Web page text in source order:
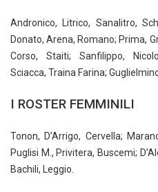
Andronico, Litrico, Sanalitro,
Donato, Arena, Romano; Prima,
Corso, Staiti; Sanfilippo,
Sciacca, Traina Farina;
I ROSTER FEMMINILI
Tonon, D’Arrigo, Cervella;
Puglisi M., Privitera, Buscemi;
Bachili, Leggio.